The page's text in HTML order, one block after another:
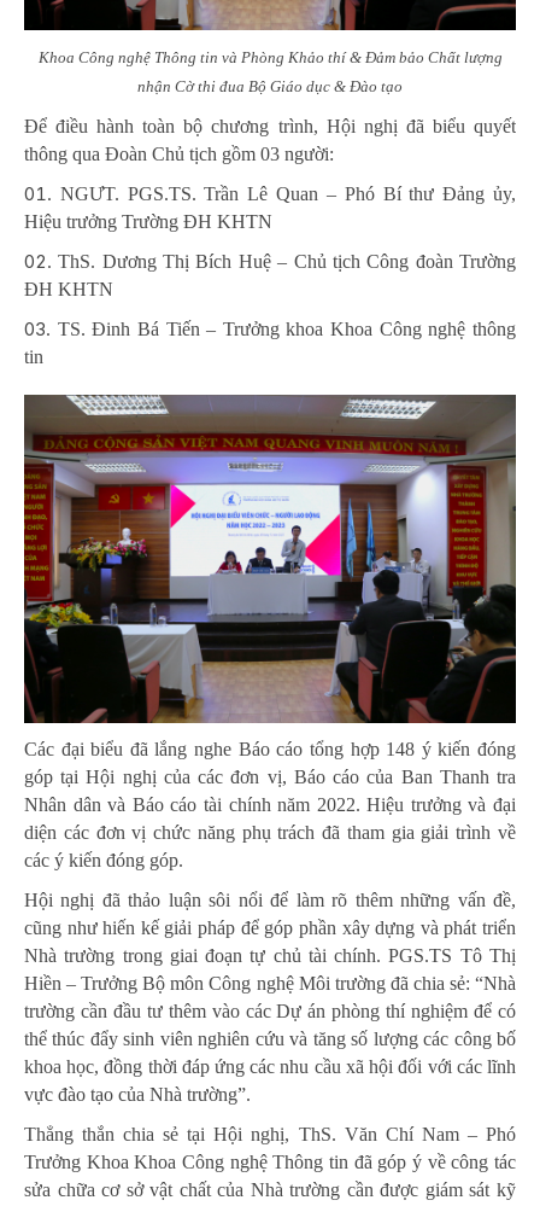
Khoa Công nghệ Thông tin và Phòng Khảo thí & Đảm bảo Chất lượng
nhận Cờ thi đua Bộ Giáo dục & Đào tạo
Để điều hành toàn bộ chương trình, Hội nghị đã biểu quyết
thông qua Đoàn Chủ tịch gồm 03 người:
NGƯT. PGS.TS. Trần Lê Quan – Phó Bí thư Đảng ủy,
Hiệu trưởng Trường ĐH KHTN
ThS. Dương Thị Bích Huệ – Chủ tịch Công đoàn Trường
ĐH KHTN
TS. Đinh Bá Tiến – Trưởng khoa Khoa Công nghệ thông
tin
Các đại biểu đã lắng nghe Báo cáo tổng hợp 148 ý kiến đóng
góp tại Hội nghị của các đơn vị, Báo cáo của Ban Thanh tra
Nhân dân và Báo cáo tài chính năm 2022. Hiệu trưởng và đại
diện các đơn vị chức năng phụ trách đã tham gia giải trình về
các ý kiến đóng góp.
Hội nghị đã thảo luận sôi nổi để làm rõ thêm những vấn đề,
cũng như hiến kế giải pháp để góp phần xây dựng và phát triển
Nhà trường trong giai đoạn tự chủ tài chính. PGS.TS Tô Thị
Hiền – Trưởng Bộ môn Công nghệ Môi trường đã chia sẻ: “Nhà
trường cần đầu tư thêm vào các Dự án phòng thí nghiệm để có
thể thúc đẩy sinh viên nghiên cứu và tăng số lượng các công bố
khoa học, đồng thời đáp ứng các nhu cầu xã hội đối với các lĩnh
vực đào tạo của Nhà trường”.
Thẳng thắn chia sẻ tại Hội nghị, ThS. Văn Chí Nam – Phó
Trưởng Khoa Khoa Công nghệ Thông tin đã góp ý về công tác
sửa chữa cơ sở vật chất của Nhà trường cần được giám sát kỹ